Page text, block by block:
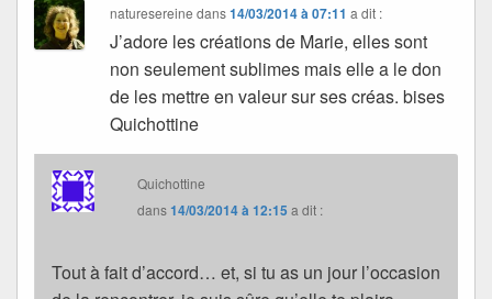
naturesereine dans14/03/2014 à 07:11 a dit :
J’adore les créations de Marie, elles sont
non seulement sublimes mais elle a le don
de les mettre en valeur sur ses créas. bises
Quichottine
Quichottine
dans14/03/2014 à 12:15 a dit :
Tout à fait d’accord… et, si tu as un jour l’occasion